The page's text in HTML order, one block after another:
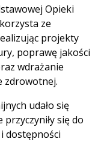
Opieki
ze
projekty
poprawę jakości
wdrażanie
zdrowotnej.
udało się
się do
dostępności